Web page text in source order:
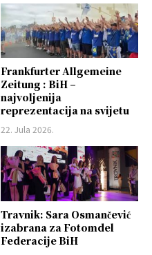
Frankfurter Allgemeine
Zeitung : BiH –
najvoljenija
reprezentacija na svijetu
22. Jula 2026.
Travnik: Sara Osmančević
izabrana za Fotomdel
Federacije BiH